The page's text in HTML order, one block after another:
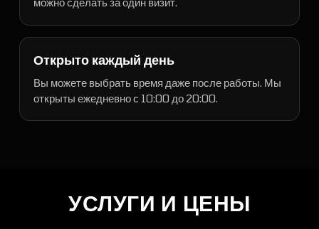
Открыто каждый день
Вы можете выбрать время даже после работы. Мы
открыты ежедневно с 10:00 до 20:00.
УСЛУГИ И ЦЕНЫ